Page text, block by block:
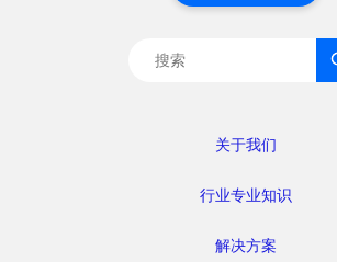
关于我们
行业专业知识
解决方案
搜